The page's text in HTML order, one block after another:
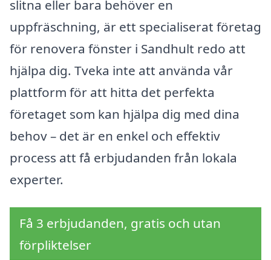
slitna eller bara behöver en
uppfräschning, är ett specialiserat företag
för renovera fönster i Sandhult redo att
hjälpa dig. Tveka inte att använda vår
plattform för att hitta det perfekta
företaget som kan hjälpa dig med dina
behov – det är en enkel och effektiv
process att få erbjudanden från lokala
experter.
Få 3 erbjudanden, gratis och utan
förpliktelser